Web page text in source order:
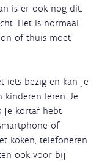
is er ook nog dit:
Het is normaal
of thuis moet
iets bezig en kan je
kinderen leren. Je
je kortaf hebt
of
koken, telefoneren
ook voor bij